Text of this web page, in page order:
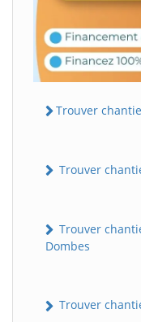
Trouver
Trouver
Trouver
Dombes
Trouver